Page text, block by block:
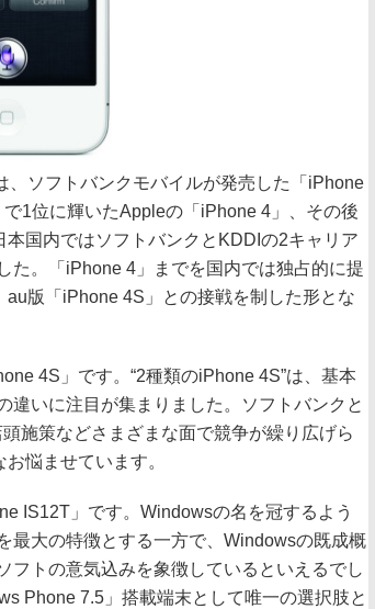
ソフトバンクモバイルが発売した「iPhone
1位に輝いたAppleの「iPhone 4」、その後
国内ではソフトバンクとKDDIの2キャリア
た。「iPhone 4」までを国内では独占的に提
版「iPhone 4S」との接戦を制した形とな
4S」です。“2種類のiPhone 4S”は、基本
違いに注目が集まりました。ソフトバンクと
施策などさまざまな面で競争が繰り広げら
悩ませています。
IS12T」です。Windowsの名を冠するよう
最大の特徴とする一方で、Windowsの既成概
フトの意気込みを象徴しているといえるでし
Phone 7.5」搭載端末として唯一の選択肢と